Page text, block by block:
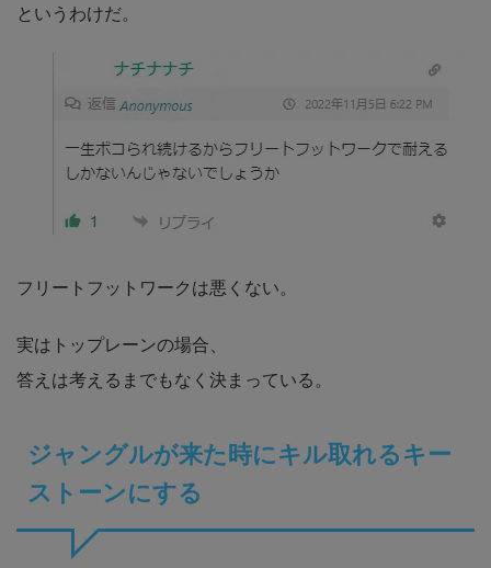
というわけだ。
フリートフットワークは悪くない。
実はトップレーンの場合、
答えは考えるまでもなく決まっている。
ジャングルが来た時にキル取れるキー
ストーンにする